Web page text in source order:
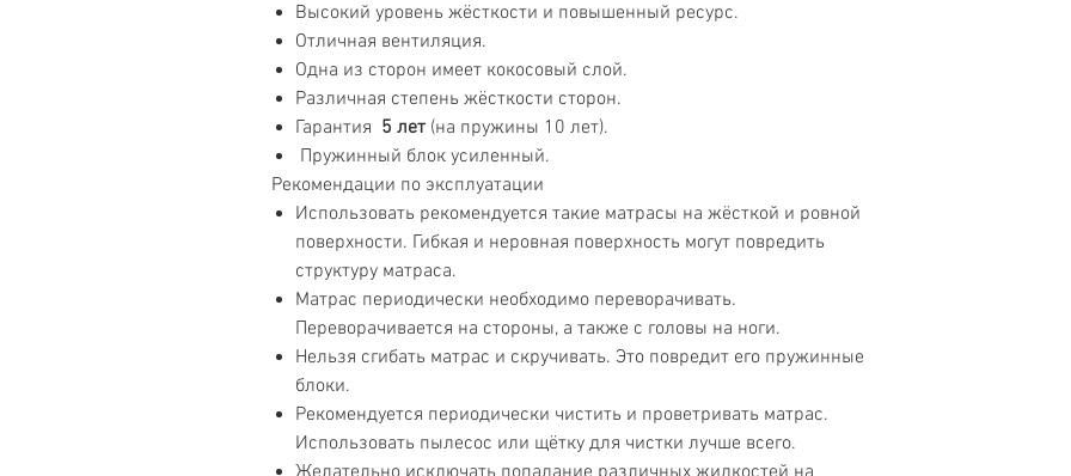
Высокий уровень жёсткости и повышенный ресурс.
Отличная вентиляция.
Одна из сторон имеет кокосовый слой.
Различная степень жёсткости сторон.
Гарантия 5 лет (на пружины 10 лет).
Пружинный блок усиленный.
Рекомендации по эксплуатации
Использовать рекомендуется такие матрасы на жёсткой и ровной
поверхности. Гибкая и неровная поверхность могут повредить
структуру матраса.
Матрас периодически необходимо переворачивать.
Переворачивается на стороны, а также с головы на ноги.
Нельзя сгибать матрас и скручивать. Это повредит его пружинные
блоки.
Рекомендуется периодически чистить и проветривать матрас.
Использовать пылесос или щётку для чистки лучше всего.